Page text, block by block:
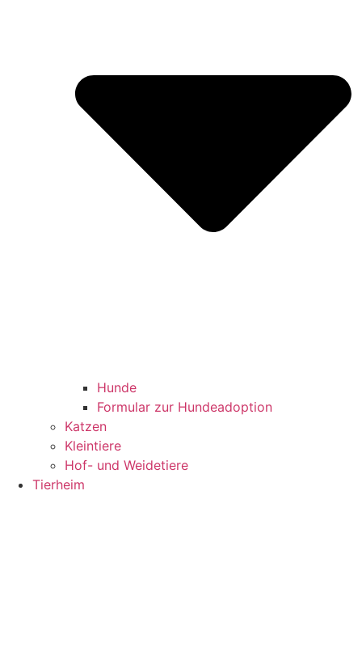
Hunde
Formular zur Hundeadoption
Katzen
Kleintiere
Hof- und Weidetiere
Tierheim